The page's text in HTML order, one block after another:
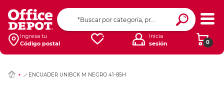
Ingresa tu
Código postal
0
Inicia
sesión
ENCUADER UNIBCK M NEGRO 41-85H
Ingresar Codigo